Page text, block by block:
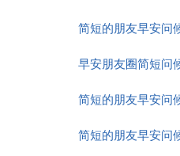
简短的朋友早安问
早安朋友圈简短问
简短的朋友早安问
简短的朋友早安问